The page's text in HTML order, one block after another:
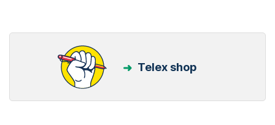
Telex shop